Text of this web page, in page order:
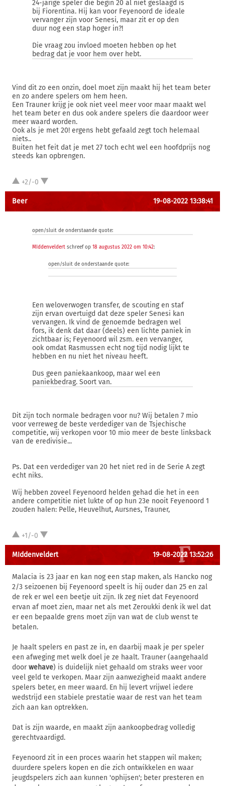
24-jarige speler die begin 20 al niet geslaagd is
bij Fiorentina. Hij kan voor Feyenoord de ideale
vervanger zijn voor Senesi, maar zit er op den
duur nog een stap hoger in?!
Die vraag zou invloed moeten hebben op het
bedrag dat je voor hem over hebt.
Vind dit zo een onzin, doel moet zijn maakt hij het team beter
en zo andere spelers om hem heen.
Een Trauner krijg je ook niet veel meer voor maar maakt wel
het team beter en dus ook andere spelers die daardoor weer
meer waard worden.
Ook als je met 20! ergens hebt gefaald zegt toch helemaal
niets..
Buiten het feit dat je met 27 toch echt wel een hoofdprijs nog
steeds kan opbrengen.
+2/-0
Beer 19-08-2022 13:38:41
open/sluit de onderstaande quote:
MIddenveldert schreef op 18 augustus 2022 om 10:42:
open/sluit de onderstaande quote:
Een weloverwogen transfer, de scouting en staf
zijn ervan overtuigd dat deze speler Senesi kan
vervangen. Ik vind de genoemde bedragen wel
fors, ik denk dat daar (deels) een lichte paniek in
zichtbaar is; Feyenoord wil zsm. een vervanger,
ook omdat Rasmussen echt nog tijd nodig lijkt te
hebben en nu niet het niveau heeft.
Dus geen paniekaankoop, maar wel een
paniekbedrag. Soort van.
Dit zijn toch normale bedragen voor nu? Wij betalen 7 mio
voor verreweg de beste verdediger van de Tsjechische
competitie, wij verkopen voor 10 mio meer de beste linksback
van de eredivisie...
Ps. Dat een verdediger van 20 het niet red in de Serie A zegt
echt niks.
Wij hebben zoveel Feyenoord helden gehad die het in een
andere competitie niet lukte of op hun 23e nooit Feyenoord 1
zouden halen: Pelle, Heuvelhut, Aursnes, Trauner,
+1/-0
MIddenveldert 19-08-2022 13:52:26
Malacia is 23 jaar en kan nog een stap maken, als Hancko nog
2/3 seizoenen bij Feyenoord speelt is hij ouder dan 25 en zal
de rek er wel een beetje uit zijn. Ik zeg niet dat Feyenoord
ervan af moet zien, maar net als met Zeroukki denk ik wel dat
er een bepaalde grens moet zijn van wat de club wenst te
betalen.
Je haalt spelers en past ze in, en daarbij maak je per speler
een afweging met welk doel je ze haalt. Trauner (aangehaald
doorwehave) is duidelijk niet gehaald om straks weer voor
veel geld te verkopen. Maar zijn aanwezigheid maakt andere
spelers beter, en meer waard. En hij levert vrijwel iedere
wedstrijd een stabiele prestatie waar de rest van het team
zich aan kan optrekken.
Dat is zijn waarde, en maakt zijn aankoopbedrag volledig
gerechtvaardigd.
Feyenoord zit in een proces waarin het stappen wil maken;
duurdere spelers kopen en die zich ontwikkelen en waar
jeugdspelers zich aan kunnen 'ophijsen'; beter presteren en